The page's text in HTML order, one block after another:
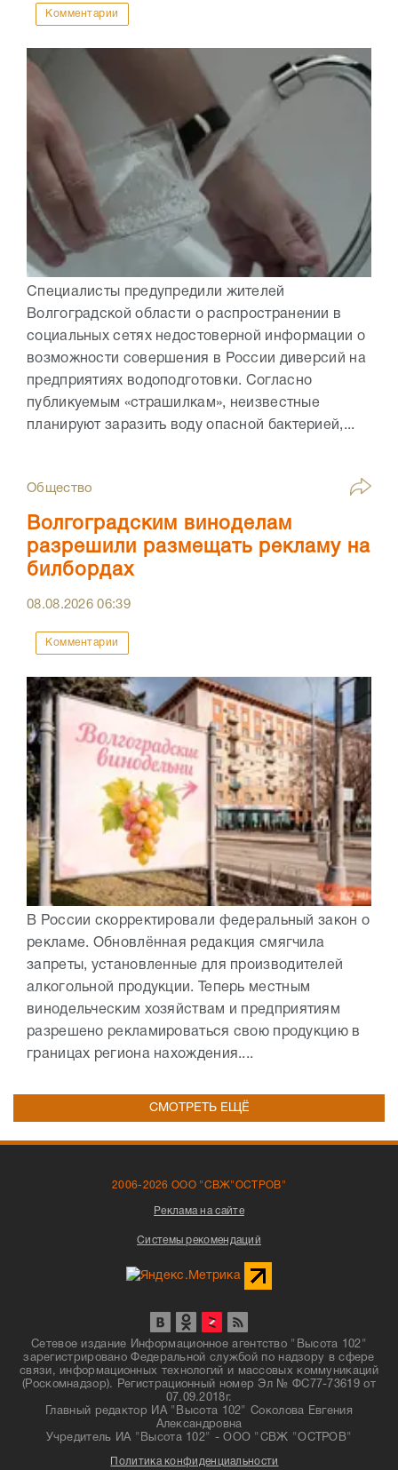
Комментарии
Специалисты предупредили жителей
Волгоградской области о распространении в
социальных сетях недостоверной информации о
возможности совершения в России диверсий на
предприятиях водоподготовки. Согласно
публикуемым «страшилкам», неизвестные
планируют заразить воду опасной бактерией,...
Общество
Волгоградским виноделам
разрешили размещать рекламу на
билбордах
08.08.202606:39
Комментарии
В России скорректировали федеральный закон о
рекламе. Обновлённая редакция смягчила
запреты, установленные для производителей
алкогольной продукции. Теперь местным
винодельческим хозяйствам и предприятиям
разрешено рекламироваться свою продукцию в
границах региона нахождения....
СМОТРЕТЬ ЕЩЁ
2006-2026 ООО "СВЖ"ОСТРОВ"
Реклама на сайте
Системы рекомендаций
Сетевое издание Информационное агентство "Высота 102"
зарегистрировано Федеральной службой по надзору в сфере
связи, информационных технологий и массовых коммуникаций
(Роскомнадзор). Регистрационный номер Эл № ФС77-73619 от
07.09.2018г.
Главный редактор ИА "Высота 102" Соколова Евгения
Александровна
Учредитель ИА "Высота 102" - ООО "СВЖ "ОСТРОВ"
Политика конфиденциальности